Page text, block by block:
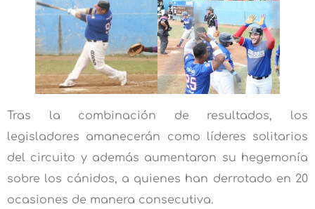
Tras la combinación de resultados, los
legisladores amanecerán como líderes solitarios
del circuito y además aumentaron su hegemonía
sobre los cánidos, a quienes han derrotado en 20
ocasiones de manera consecutiva.